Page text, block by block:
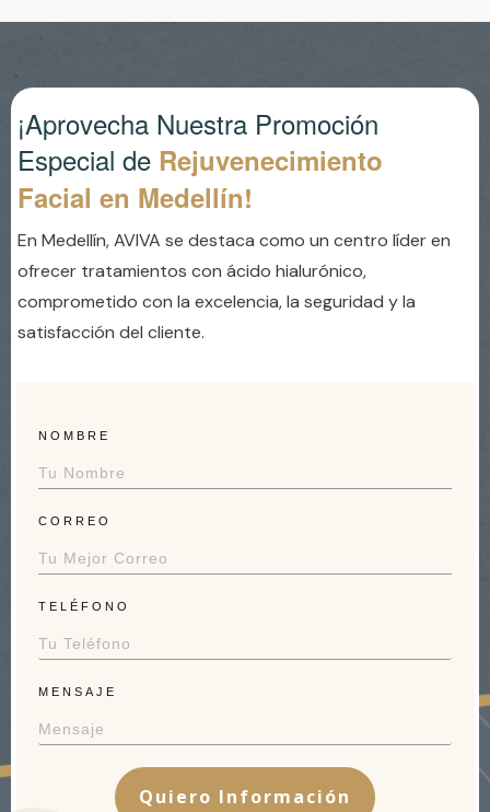
¡Aprovecha Nuestra Promoción
Especial de Rejuvenecimiento
Facial en Medellín!
En Medellín, AVIVA se destaca como un centro líder en
ofrecer tratamientos con ácido hialurónico,
comprometido con la excelencia, la seguridad y la
satisfacción del cliente.
NOMBRE
CORREO
TELÉFONO
MENSAJE
Quiero Información